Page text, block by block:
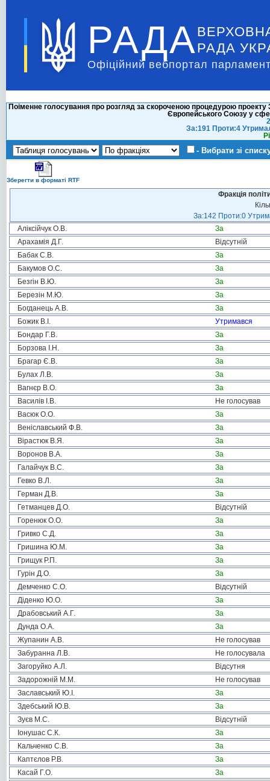
РАДА РАДА
Офіційний вебпортал
Поіменне голосування про розгляд за скороченою процедурою проекту
Європейського Союзу у
За:191 Проти:4
- Вибрати зі
Зберегти в форматі RTF
Фракція
За:142 Проти:0
Аліксійчук О.В.
За
Арахамія Д.Г.
Відсутній
Бабак С.В.
За
Бакумов О.С.
За
Безгін В.Ю.
За
Березін М.Ю.
За
Богданець А.В.
За
Божик В.І.
Утримався
Бондар Г.В.
За
Борзова І.Н.
За
Брагар Є.В.
За
Булах Л.В.
За
Вагнєр В.О.
За
Василів І.В.
Не голосував
Васюк О.О.
За
Веніславський Ф.В.
За
Вірастюк В.Я.
За
Воронов В.А.
За
Галайчук В.С.
За
Гевко В.Л.
За
Герман Д.В.
За
Гетманцев Д.О.
Відсутній
Горенюк О.О.
За
Гривко С.Д.
За
Гришина Ю.М.
За
Грищук Р.П.
За
Гурін Д.О.
За
Демченко С.О.
Відсутній
Діденко Ю.О.
За
Драбовський А.Г.
За
Дунда О.А.
За
Жупанин А.В.
Не голосував
Забуранна Л.В.
Не голосувала
Загоруйко А.Л.
Відсутня
Задорожній М.М.
Не голосував
Заславський Ю.І.
За
Здебський Ю.В.
За
Зуєв М.С.
Відсутній
Іонушас С.К.
За
Кальченко С.В.
За
Каптєлов Р.В.
За
Касай Г.О.
За